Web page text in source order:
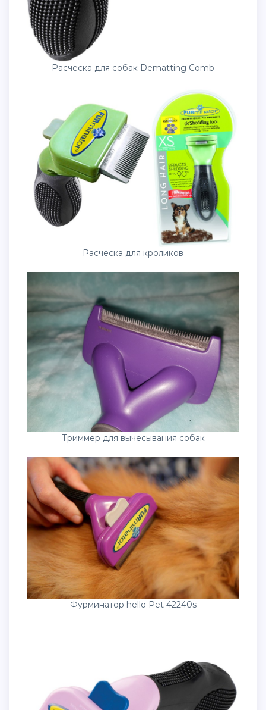
Расческа для собак Dematting Comb
Расческа для кроликов
Триммер для вычесывания собак
Фурминатор hello Pet 42240s